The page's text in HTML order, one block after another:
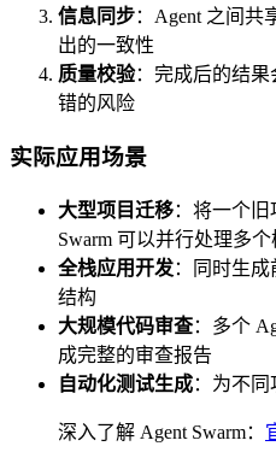
信息同步：Agent 之间共
出的一致性
质量校验：完成后的结果
错的风险
实际应用场景
大型项目迁移：将一个
Swarm 可以并行处理多
全栈应用开发：同时生
结构
大规模代码审查：多个
成完整的审查报告
自动化测试生成：为不
深入了解 Agent Swarm：